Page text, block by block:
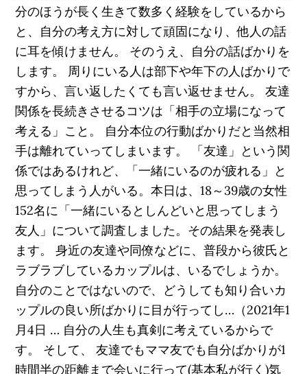
分のほうが長く生きて数多く経験をしているから
と、自分の考え方に対して頑固になり、他人の話
に耳を傾けません。 そのうえ、自分の話ばかりを
します。 周りにいる人は部下や年下の人ばかりで
すから、言い返したくても言い返せません。 友達
関係を長続きさせるコツは「相手の立場になって
考える」こと。 自分本位の行動ばかりだと当然相
手は離れていってしまいます。 「友達」という関
係ではあるけれど、「一緒にいるのが疲れる」と
思ってしまう人がいる。本日は、18～39歳の女性
152名に「一緒にいるとしんどいと思ってしまう
友人」について調査しました。その結果を発表し
ます。 身近の友達や同僚などに、普段から彼氏と
ラブラブしているカップルは、いるでしょうか。
自分のことではないので、どうしても知り合いカ
ップルの良い所ばかりに目が行ってし…（2021年1
月4日 … 自分の人生も真剣に考えているからで
す。 そして、 友達でもママ友でも自分ばかりが1
時間半の距離まで会いに行って(基本私が行く)気